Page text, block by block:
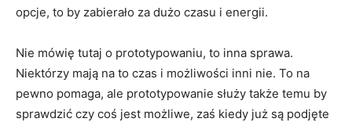
opcje, to by zabierało za dużo czasu i energii.
Nie mówię tutaj o prototypowaniu, to inna sprawa.
Niektórzy mają na to czas i możliwości inni nie. To na
pewno pomaga, ale prototypowanie służy także temu by
sprawdzić czy coś jest możliwe, zaś kiedy już są podjęte